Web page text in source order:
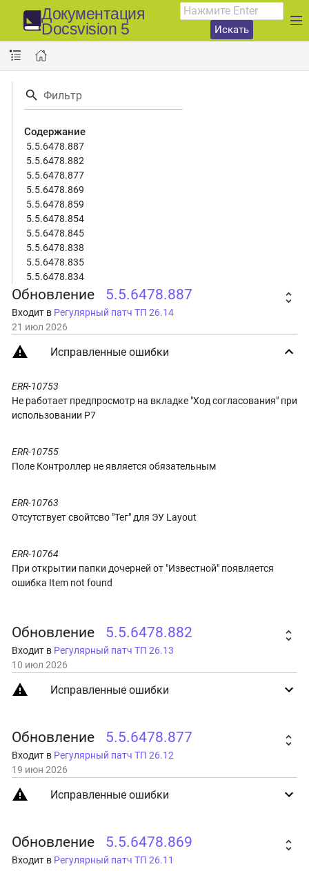
Документация
Docsvision 5
Искать
Обновление 5.5.6478.887
Входит в Регулярный патч ТП 26.14
21 июл 2026
Исправленные ошибки
ERR-10753
Не работает предпросмотр на вкладке "Ход согласования" при
использовании Р7
ERR-10755
Поле Контроллер не является обязательным
ERR-10763
Отсутствует свойтсво "Тег" для ЭУ Layout
ERR-10764
При открытии папки дочерней от "Известной" появляется
ошибка Item not found
Обновление 5.5.6478.882
Входит в Регулярный патч ТП 26.13
10 июл 2026
Исправленные ошибки
Обновление 5.5.6478.877
Входит в Регулярный патч ТП 26.12
19 июн 2026
Исправленные ошибки
Обновление 5.5.6478.869
Входит в Регулярный патч ТП 26.11
Содержание
5.5.6478.887
5.5.6478.882
5.5.6478.877
5.5.6478.869
5.5.6478.859
5.5.6478.854
5.5.6478.845
5.5.6478.838
5.5.6478.835
5.5.6478.834